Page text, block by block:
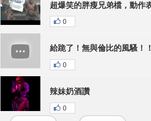
0
給跪了！無與倫比的風騷！！
0
辣妹奶酒讚
0